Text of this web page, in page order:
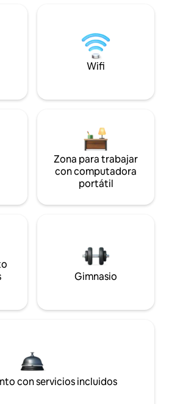
Wifi
Zona para trabajar
con computadora
portátil
Gimnasio
con servicios incluidos